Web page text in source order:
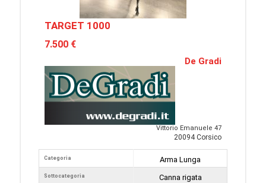
TARGET 1000
7.500 €
De Gradi
Vittorio Emanuele 47
20094 Corsico
Categoria
Sottocategoria
Arma Lunga
Canna rigata